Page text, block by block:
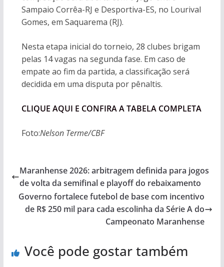
Sampaio Corrêa-RJ e Desportiva-ES, no Lourival
Gomes, em Saquarema (RJ).
Nesta etapa inicial do torneio, 28 clubes brigam
pelas 14 vagas na segunda fase. Em caso de
empate ao fim da partida, a classificação será
decidida em uma disputa por pênaltis.
CLIQUE AQUI E CONFIRA A TABELA COMPLETA
Foto:Nelson Terme/CBF
Maranhense 2026: arbitragem definida para jogos
de volta da semifinal e playoff do rebaixamento
Governo fortalece futebol de base com incentivo
de R$ 250 mil para cada escolinha da Série A do
Campeonato Maranhense
Você pode gostar também